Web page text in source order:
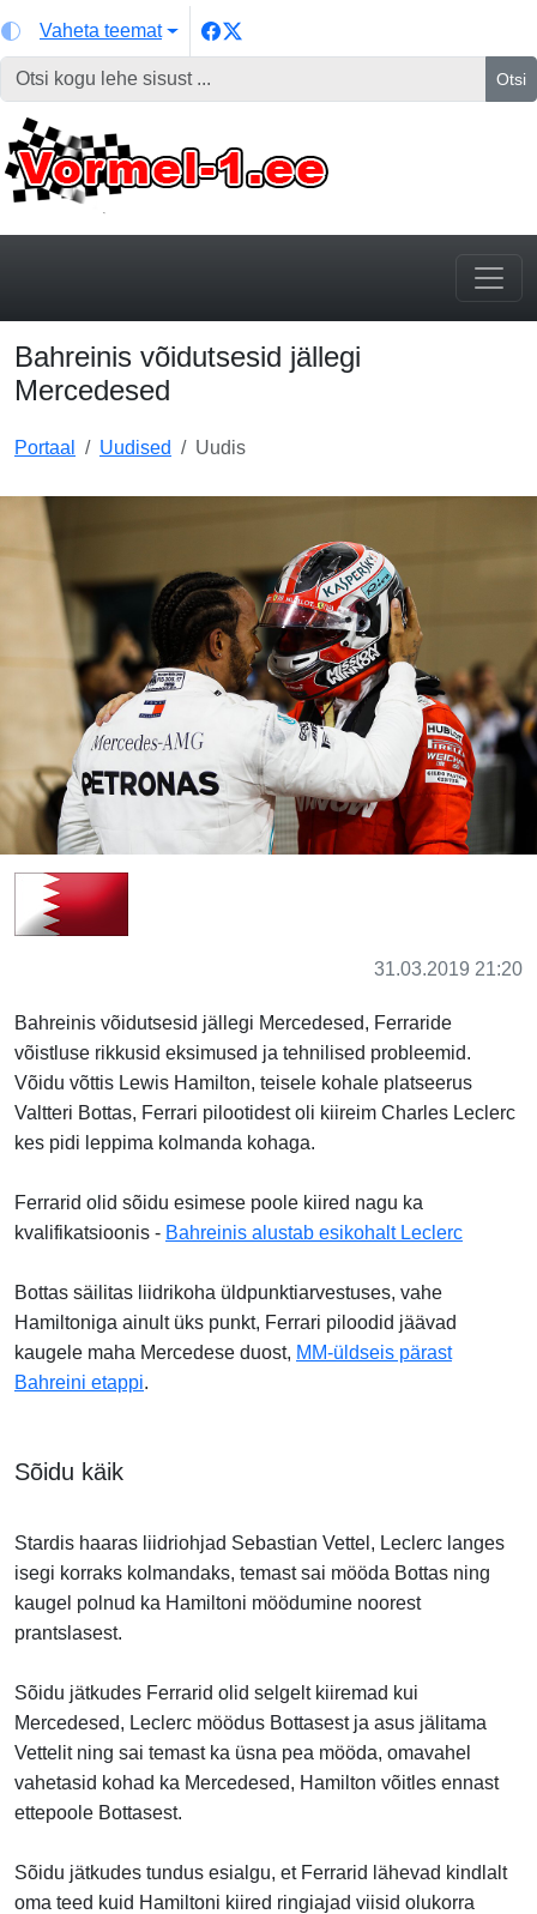
Vaheta teemat
Otsi
Bahreinis võidutsesid jällegi
Mercedesed
Portaal Uudised Uudis
31.03.2019 21:20
Bahreinis võidutsesid jällegi Mercedesed, Ferraride
võistluse rikkusid eksimused ja tehnilised probleemid.
Võidu võttis Lewis Hamilton, teisele kohale platseerus
Valtteri Bottas, Ferrari pilootidest oli kiireim Charles Leclerc
kes pidi leppima kolmanda kohaga.
Ferrarid olid sõidu esimese poole kiired nagu ka
kvalifikatsioonis - Bahreinis alustab esikohalt Leclerc
Bottas säilitas liidrikoha üldpunktiarvestuses, vahe
Hamiltoniga ainult üks punkt, Ferrari piloodid jäävad
kaugele maha Mercedese duost, MM-üldseis pärast
Bahreini etappi.
Sõidu käik
Stardis haaras liidriohjad Sebastian Vettel, Leclerc langes
isegi korraks kolmandaks, temast sai mööda Bottas ning
kaugel polnud ka Hamiltoni möödumine noorest
prantslasest.
Sõidu jätkudes Ferrarid olid selgelt kiiremad kui
Mercedesed, Leclerc möödus Bottasest ja asus jälitama
Vettelit ning sai temast ka üsna pea mööda, omavahel
vahetasid kohad ka Mercedesed, Hamilton võitles ennast
ettepoole Bottasest.
Sõidu jätkudes tundus esialgu, et Ferrarid lähevad kindlalt
oma teed kuid Hamiltoni kiired ringiajad viisid olukorra